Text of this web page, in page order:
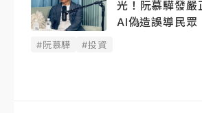
光！阮慕驊發嚴
AI偽造誤導民眾
#阮慕驊 #投資